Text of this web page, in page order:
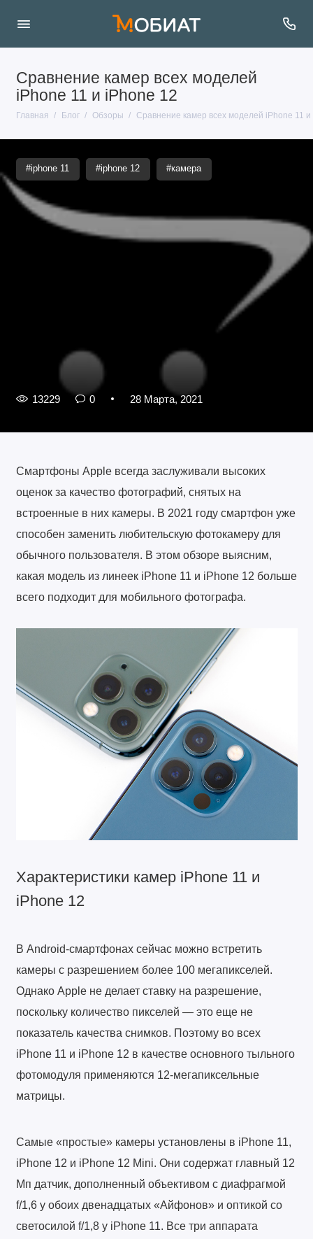
Сравнение камер всех моделей
iPhone 11 и iPhone 12
Главная Блог Обзоры Сравнение камер всех моделей iPhone 11
#iphone 11 #iphone 12 #камера
13229 0 28 Марта, 2021
Смартфоны Apple всегда заслуживали высоких
оценок за качество фотографий, снятых на
встроенные в них камеры. В 2021 году смартфон уже
способен заменить любительскую фотокамеру для
обычного пользователя. В этом обзоре выясним,
какая модель из линеек iPhone 11 и iPhone 12 больше
всего подходит для мобильного фотографа.
Характеристики камер iPhone 11 и
iPhone 12
В Android-смартфонах сейчас можно встретить
камеры с разрешением более 100 мегапикселей.
Однако Apple не делает ставку на разрешение,
поскольку количество пикселей — это еще не
показатель качества снимков. Поэтому во всех
iPhone 11 и iPhone 12 в качестве основного тыльного
фотомодуля применяются 12-мегапиксельные
матрицы.
Самые «простые» камеры установлены в iPhone 11,
iPhone 12 и iPhone 12 Mini. Они содержат главный 12
Мп датчик, дополненный объективом с диафрагмой
f/1,6 у обоих двенадцатых «Айфонов» и оптикой со
светосилой f/1,8 у iPhone 11. Все три аппарата